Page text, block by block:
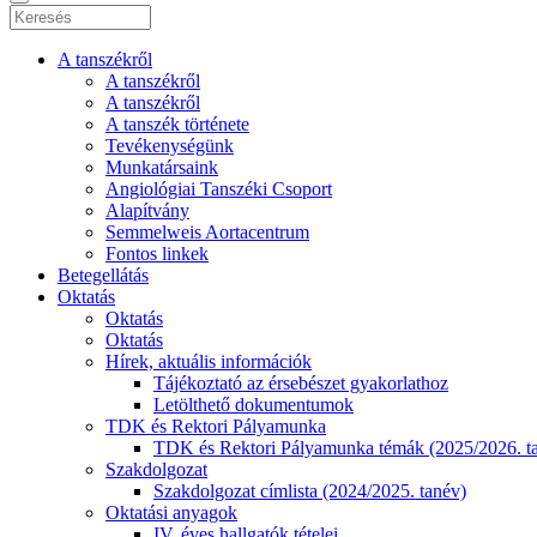
A tanszékről
A tanszékről
A tanszékről
A tanszék története
Tevékenységünk
Munkatársaink
Angiológiai Tanszéki Csoport
Alapítvány
Semmelweis Aortacentrum
Fontos linkek
Betegellátás
Oktatás
Oktatás
Oktatás
Hírek, aktuális információk
Tájékoztató az érsebészet gyakorlathoz
Letölthető dokumentumok
TDK és Rektori Pályamunka
TDK és Rektori Pályamunka témák (2025/2026.
Szakdolgozat
Szakdolgozat címlista (2024/2025. tanév)
Oktatási anyagok